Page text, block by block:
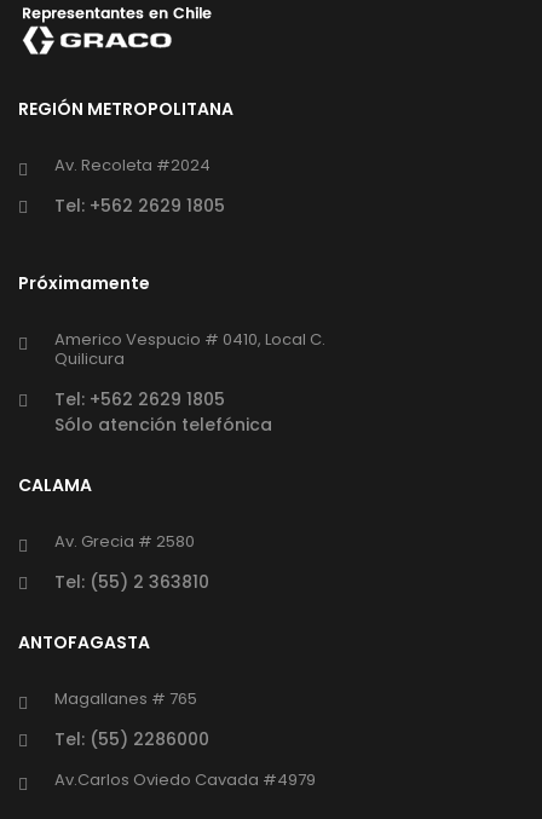
REGIÓN METROPOLITANA
Av. Recoleta #2024
Tel: +562 2629 1805
Próximamente
Americo Vespucio # 0410, Local C.
Quilicura
Tel: +562 2629 1805
Sólo atención telefónica
CALAMA
Av. Grecia # 2580
Tel: (55) 2 363810
ANTOFAGASTA
Magallanes # 765
Tel: (55) 2286000
Av.Carlos Oviedo Cavada #4979